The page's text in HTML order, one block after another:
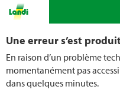
Une erreur s’est
En raison d’un problème
momentanément pas
dans quelques minutes.